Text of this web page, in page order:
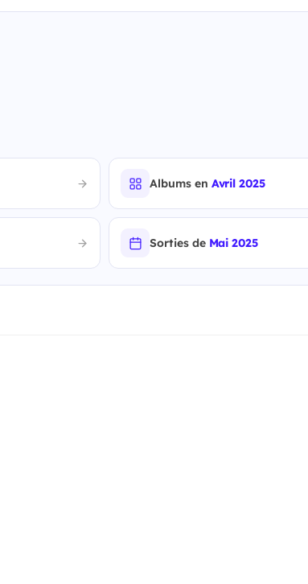
Albums en Avril 2025
Sorties de Mai 2025